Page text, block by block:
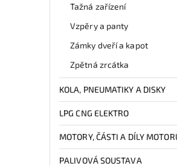
Tažná zařízení
Vzpěry a panty
Zámky dveří a kapot
Zpětná zrcátka
KOLA, PNEUMATIKY A DISKY
LPG CNG ELEKTRO
MOTORY, ČÁSTI A DÍLY
PALIVOVÁ SOUSTAVA